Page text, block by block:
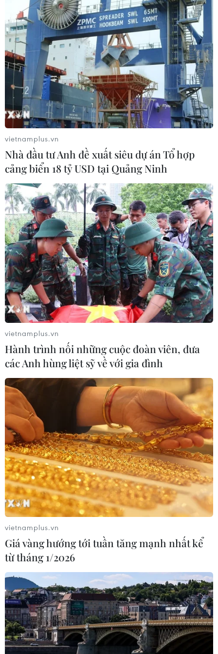
vietnamplus.vn
Nhà đầu tư Anh đề xuất siêu dự án Tổ hợp
cảng biển 18 tỷ USD tại Quảng Ninh
vietnamplus.vn
Hành trình nối những cuộc đoàn viên, đưa
các Anh hùng liệt sỹ về với gia đình
vietnamplus.vn
Giá vàng hướng tới tuần tăng mạnh nhất kể
từ tháng 1/2026